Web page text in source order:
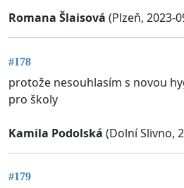
Romana Šlaisová (Plzeň, 2023-
#178
protože nesouhlasím s novou
pro školy
Kamila Podolská (Dolní Slivno,
#179